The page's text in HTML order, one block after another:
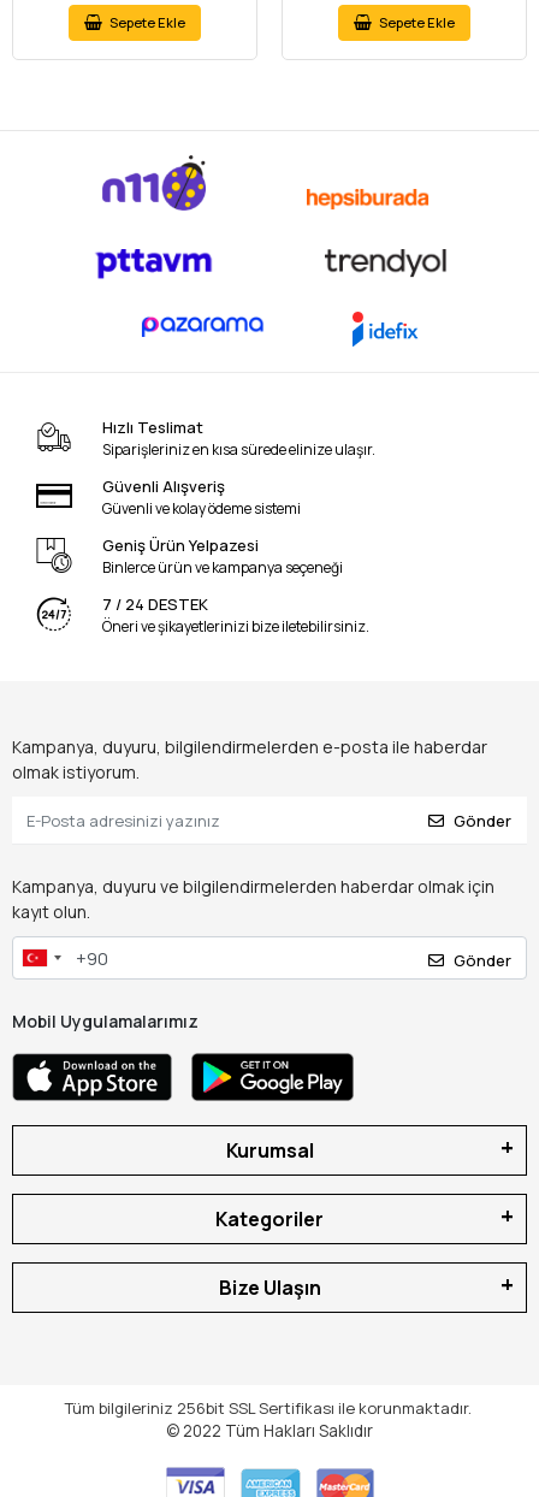
Sepete Ekle Sepete Ekle
Hızlı Teslimat
Siparişleriniz en kısa sürede elinize ulaşır.
Güvenli Alışveriş
Güvenli ve kolay ödeme sistemi
Geniş Ürün Yelpazesi
Binlerce ürün ve kampanya seçeneği
7 / 24 DESTEK
Öneri ve şikayetlerinizi bize iletebilirsiniz.
Kampanya, duyuru, bilgilendirmelerden e-posta ile haberdar
olmak istiyorum.
Gönder
Kampanya, duyuru ve bilgilendirmelerden haberdar olmak için
kayıt olun.
Gönder
Mobil Uygulamalarımız
Kurumsal
Kategoriler
Bize Ulaşın
Tüm bilgileriniz 256bit SSL Sertifikası ile korunmaktadır.
© 2022 Tüm Hakları Saklıdır